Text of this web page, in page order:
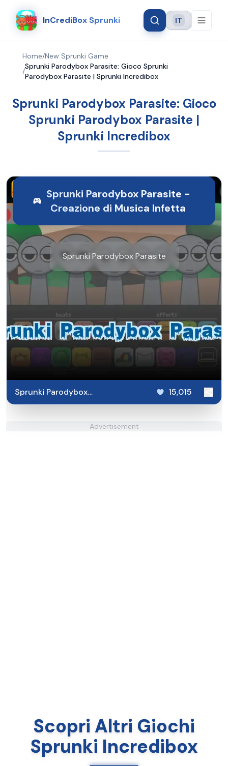
InCrediBox Sprunki Language
IT
Home/New Sprunki Game
/
Sprunki Parodybox Parasite: Gioco Sprunki
Parodybox Parasite | Sprunki Incredibox
Sprunki Parodybox Parasite: Gioco
Sprunki Parodybox Parasite |
Sprunki Incredibox
Sprunki Parodybox Parasite -
Creazione di Musica Infetta
Sprunki Parodybox Parasite
Sprunki Parodybox
Parasite
15,015
Advertisement
Scopri Altri Giochi
Sprunki Incredibox